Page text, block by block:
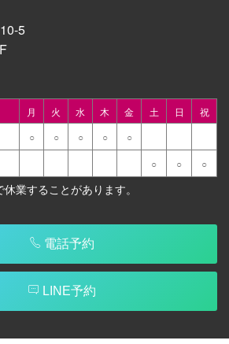
5
月 火 水 木 金 土 日 祝
○ ○ ○ ○ ○
○ ○ ○
業することがあります。
電話予約
LINE予約